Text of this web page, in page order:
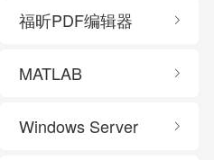
福昕PDF编辑器
MATLAB
Windows Server